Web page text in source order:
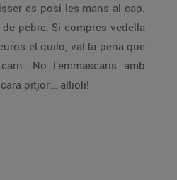
es posi les mans al cap.
pebre. Si compres vedella
el quilo, val la pena que
No l’emmascaris amb
pitjor... allioli!